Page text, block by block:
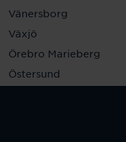
Vänersborg
Växjö
Örebro Marieberg
Östersund